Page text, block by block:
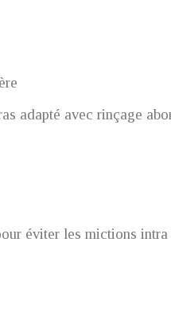
adapté avec rinçage
éviter les mictions